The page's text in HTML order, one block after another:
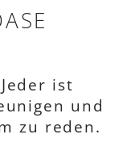
ist
und
zu reden.